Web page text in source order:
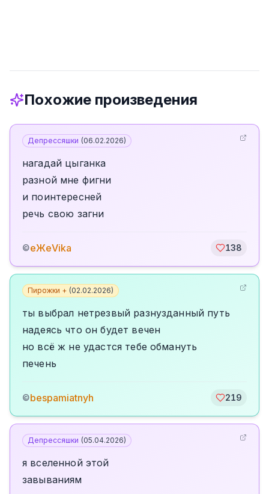
Похожие произведения
Депрессяшки (06.02.2026)
нагадай цыганка
разной мне фигни
и поинтересней
речь свою загни
©еЖеVika 138
Пирожки + (02.02.2026)
ты выбрал нетрезвый разнузданный путь
надеясь что он будет вечен
но всё ж не удастся тебе обмануть
печень
©bespamiatnyh 219
Депрессяшки (05.04.2026)
я вселенной этой
завываниям